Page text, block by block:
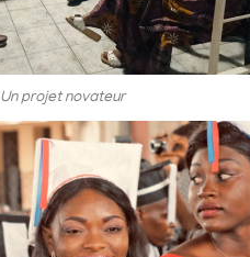
Un projet novateur